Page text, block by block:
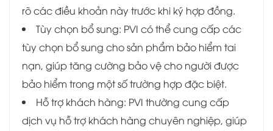
rõ các điều khoản này trước khi ký hợp đồng.
Tùy chọn bổ sung: PVI có thể cung cấp các
tùy chọn bổ sung cho sản phẩm bảo hiểm tai
nạn, giúp tăng cường bảo vệ cho người được
bảo hiểm trong một số trường hợp đặc biệt.
Hỗ trợ khách hàng: PVI thường cung cấp
dịch vụ hỗ trợ khách hàng chuyên nghiệp, giúp